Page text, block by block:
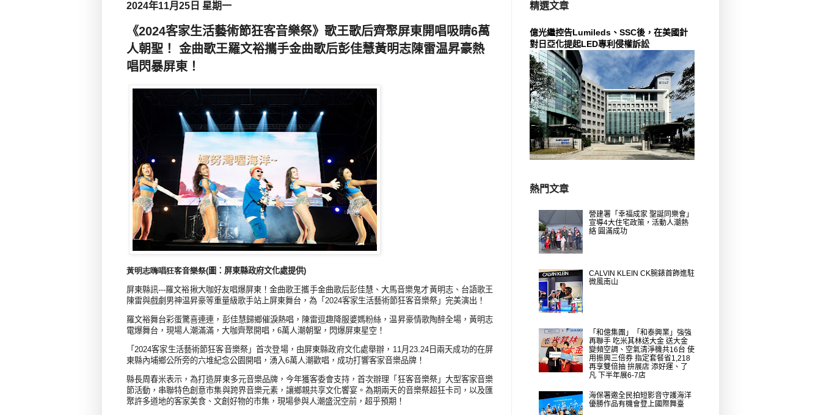
2024年11月25日 星期一
《2024客家生活藝術節狂客音樂祭》歌王歌后齊聚屏東開唱吸睛6萬
人朝聖！ 金曲歌王羅文裕攜手金曲歌后彭佳慧黃明志陳雷温昇豪熱
唱閃暴屏東！
黃明志嗨唱狂客音樂祭(圖：屏東縣政府文化處提供)
屏東縣訊---羅文裕揪大咖好友唱爆屏東！金曲歌王攜手金曲歌后彭佳慧、大馬音樂鬼才黃明志、台語歌王
陳雷與戲劇男神温昇豪等重量級歌手站上屏東舞台，為「 2024客家生活藝術節狂客音樂祭」完美演出！
羅文裕舞台彩蛋驚喜連連，彭佳慧歸鄉催淚熱唱，陳雷逗趣降服婆媽粉絲，温昇豪情歌陶醉全場，黃明志
電爆舞台，現場人潮滿滿，大咖齊聚開唱， 6萬人潮朝聖，閃爆屏東星空！
「2024客家生活藝術節狂客音樂祭」首次登場，由屏東縣政府文化處舉辦， 11月 23.24日兩天成功的在屏
東縣內埔鄉公所旁的六堆紀念公園開唱，湧入6萬人潮歡唱，成功打響客家音樂品牌！
縣長周春米表示，為打造屏東多元音樂品牌，今年獲客委會支持，首次辦理「狂客音樂祭」大型客家音樂
節活動，串聯特色創意市集與跨界音樂元素，讓鄉親共享文化饗宴。為期兩天的音樂祭超狂卡司，以及匯
聚許多道地的客家美食、文創好物的市集，現場參與人潮盛況空前，超乎預期！
精選文章
億光繼控告Lumileds、SSC後，在美國針
對日亞化提起LED專利侵權訴訟
熱門文章
營建署「幸福成家 聖誕同樂會」
宣導4大住宅政策，活動人潮熱
絡 圓滿成功
CALVIN KLEIN CK腕錶首飾進駐
微風南山
「和億集團」「和泰興業」強強
再聯手 吃米其林送大金 送大金
變頻空調、空氣清淨機共16台 使
用振興三倍券 指定套餐省1,218
再享雙倍抽 拚展店 添好運、了
凡 下半年展6-7店
海保署邀全民拍短影音守護海洋
優勝作品有機會登上國際舞臺